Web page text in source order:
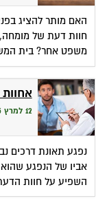
האם מותר להציג
חוות דעת של
משפט אחר? בית
אחוות
12 למרץ 1995
נפגע תאונת דרכים
אביו של הנפגע שהוא
השפיע על חוות